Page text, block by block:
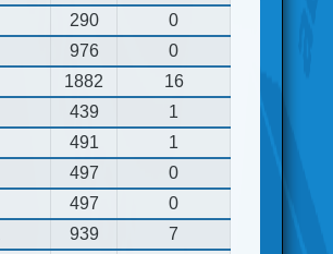
290
0
976
0
1882
16
439
1
491
1
497
0
497
0
939
7